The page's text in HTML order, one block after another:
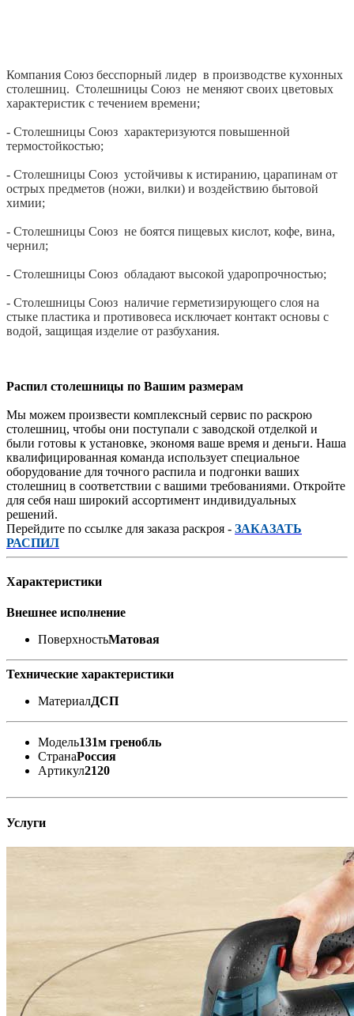
Компания Союз бесспорный лидер в производстве кухонных
столешниц. Столешницы Союз не меняют своих цветовых
характеристик с течением времени;
- Столешницы Союз характеризуются повышенной
термостойкостью;
- Столешницы Союз устойчивы к истиранию, царапинам от
острых предметов (ножи, вилки) и воздействию бытовой
химии;
- Столешницы Союз не боятся пищевых кислот, кофе, вина,
чернил;
- Столешницы Союз обладают высокой ударопрочностью;
- Столешницы Союз наличие герметизирующего слоя на
стыке пластика и противовеса исключает контакт основы с
водой, защищая изделие от разбухания.
Распил столешницы по Вашим размерам
Мы можем произвести комплексный сервис по раскрою
столешниц, чтобы они поступали с заводской отделкой и
были готовы к установке, экономя ваше время и деньги. Наша
квалифицированная команда использует специальное
оборудование для точного распила и подгонки ваших
столешниц в соответствии с вашими требованиями. Откройте
для себя наш широкий ассортимент индивидуальных
решений.
Перейдите по ссылке для заказа раскроя - ЗАКАЗАТЬ
РАСПИЛ
Характеристики
Внешнее исполнение
ПоверхностьМатовая
Технические характеристики
МатериалДСП
Модель131м гренобль
СтранаРоссия
Артикул2120
Услуги